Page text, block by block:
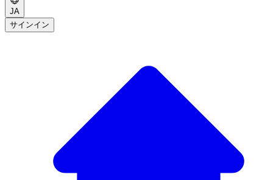
を
開
く
JA
サインイン